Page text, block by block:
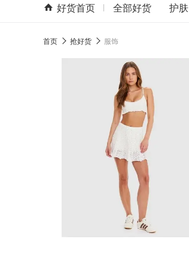
好货首页 全部好货 护肤
首页 抢好货 服饰